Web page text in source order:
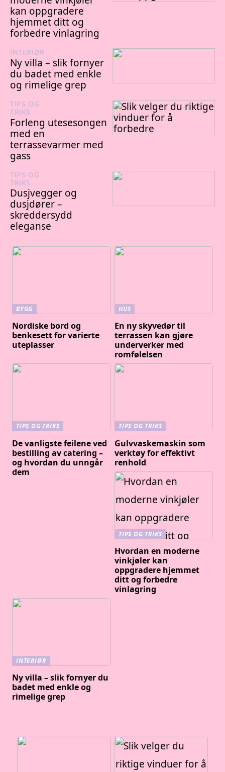
kan oppgradere
hjemmet ditt og
forbedre vinlagring
INTERIØR
Ny villa – slik fornyer
du badet med enkle
og rimelige grep
TIPS OG
TRIKS
Forleng utesesongen
med en
terrassevarmer med
gass
TIPS OG
TRIKS
Dusjvegger og
dusjdører –
skreddersydd
eleganse
BYGG
Nordiske bord og
benkesett for varierte
uteplasser
HUS
En ny skyvedør til
terrassen kan gjøre
underverker med
romfølelsen
TIPS OG TRIKS
De vanligste feilene ved
bestilling av catering –
og hvordan du unngår
dem
TIPS OG TRIKS
Gulvvaskemaskin som
verktøy for effektivt
renhold
TIPS OG TRIKS
Hvordan en moderne
vinkjøler kan
oppgradere hjemmet
ditt og forbedre
vinlagring
INTERIØR
Ny villa – slik fornyer du
badet med enkle og
rimelige grep